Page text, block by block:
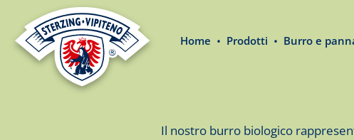
Passa alla navigazione principale
Home Prodotti Burro e
Il nostro burro biologico